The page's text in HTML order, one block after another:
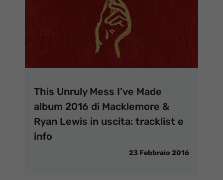
This Unruly Mess I’ve Made
album 2016 di Macklemore &
Ryan Lewis in uscita: tracklist e
info
23 Febbraio 2016